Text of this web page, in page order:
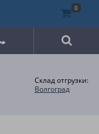
Склад отгрузки:
Волгоград
0